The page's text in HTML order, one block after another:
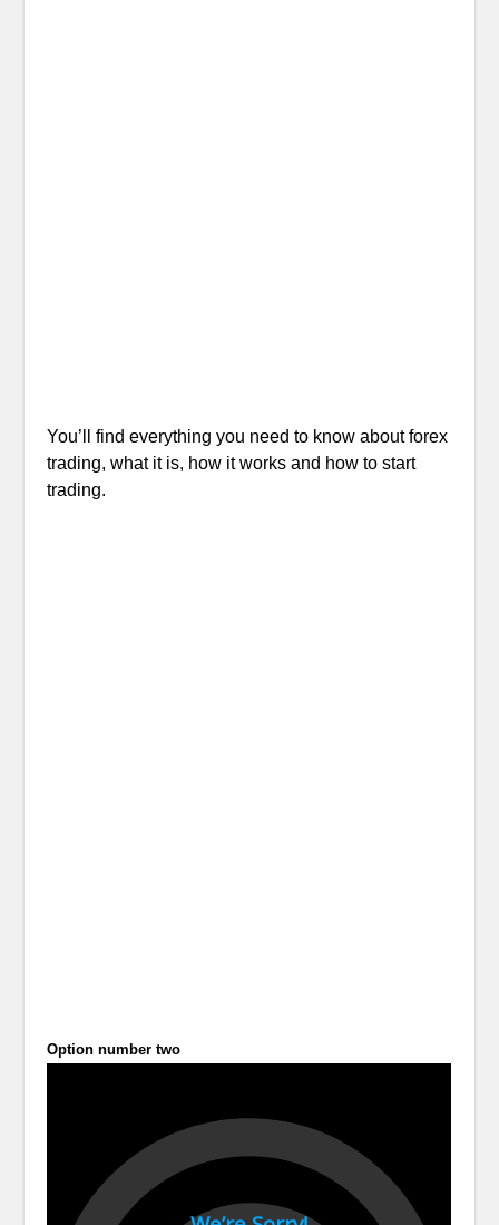
You’ll find everything you need to know about forex
trading, what it is, how it works and how to start
trading.
Option number two